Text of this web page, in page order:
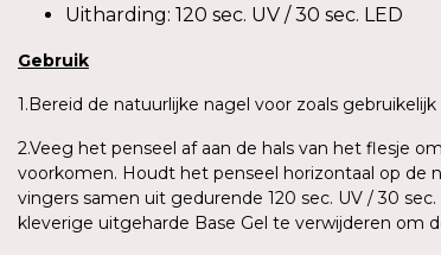
Uitharding: 120 sec. UV / 30 sec. LED
Gebruik
1.Bereid de natuurlijke nagel voor zoals
2.Veeg het penseel af aan de hals van het flesje
voorkomen. Houdt het penseel horizontaal op de
vingers samen uit gedurende 120 sec. UV / 30
kleverige uitgeharde Base Gel te verwijderen om